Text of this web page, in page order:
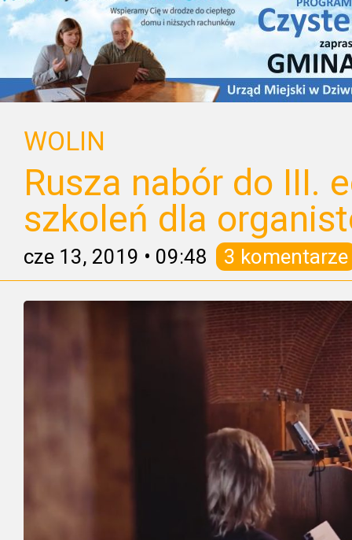
WOLIN
Rusza nabór do III.
szkoleń dla
cze 13, 2019 • 09:48 3 komentarze